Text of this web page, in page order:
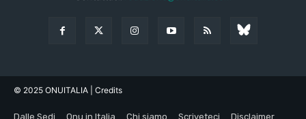
© 2025 ONUITALIA | Credits
Dalle Sedi Onu in Italia Chi siamo Scriveteci Disclaimer